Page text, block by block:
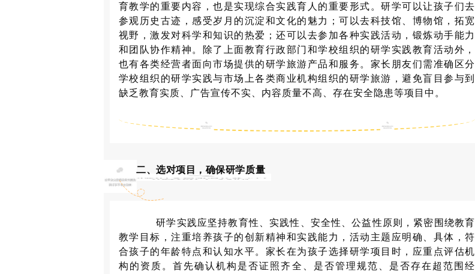
育教学的重要内容，也是实现综合实践育人的重要形式。研学可以让孩子们去
参观历史古迹，感受岁月的沉淀和文化的魅力；可以去科技馆、博物馆，拓宽
视野，激发对科学和知识的热爱；还可以去参加各种实践活动，锻炼动手能力
和团队协作精神。除了上面教育行政部门和学校组织的研学实践教育活动外，
也有各类经营者面向市场提供的研学旅游产品和服务。家长朋友们需准确区分
学校组织的研学实践与市场上各类商业机构组织的研学旅游，避免盲目参与到
缺乏教育实质、广告宣传不实、内容质量不高、存在安全隐患等项目中。
二、选对项目，确保研学质量
研学实践应坚持教育性、实践性、安全性、公益性原则，紧密围绕教育
教学目标，注重培养孩子的创新精神和实践能力，活动主题应明确、具体，符
合孩子的年龄特点和认知水平。家长在为孩子选择研学项目时，应重点评估机
构的资质。首先确认机构是否证照齐全、是否管理规范、是否存在超范围经